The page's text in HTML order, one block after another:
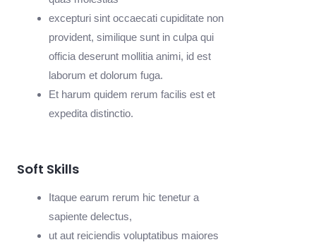
excepturi sint occaecati cupiditate non
provident, similique sunt in culpa qui
officia deserunt mollitia animi, id est
laborum et dolorum fuga.
Et harum quidem rerum facilis est et
expedita distinctio.
Soft Skills
Itaque earum rerum hic tenetur a
sapiente delectus,
ut aut reiciendis voluptatibus maiores